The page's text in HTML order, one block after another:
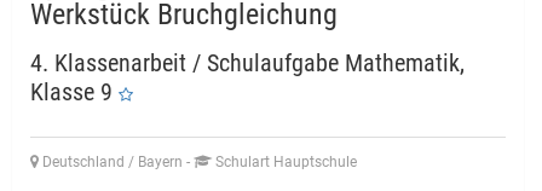
Werkstück Bruchgleichung
4. Klassenarbeit / Schulaufgabe Mathematik,
Klasse 9
Deutschland / Bayern - Schulart Hauptschule